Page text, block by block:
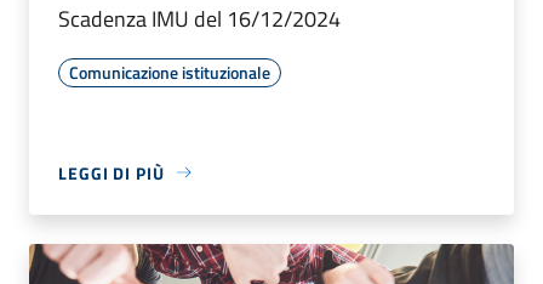
Scadenza IMU del 16/12/2024
Comunicazione istituzionale
LEGGI DI PIÙ